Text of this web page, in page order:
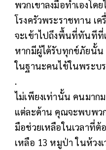
พวกเขาลงมือทำเองโด
โรงครัวพระราชทาน เ
จะเข้าไปถึงพื้นที่ทันทีที่
หากมีผู้ได้รับทุกข์ภัยนั้น
ในฐานะคนไข้ในพระบ
.
ไม่เพียงเท่านั้น คนมา
แต่ละด้าน คุณจะพบพว
มือช่วยเหลือในเวลาที่
เหลือ 13 หมูป่า ในห้วง